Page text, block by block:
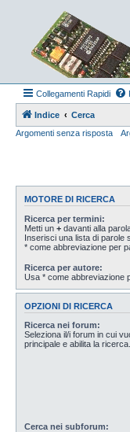
Collegamenti Rapidi
Indice
Cerca
Argomenti senza risposta
MOTORE DI RICERCA
Ricerca per termini:
Metti un + davanti alla
Inserisci una lista di parole
* come abbreviazione per
Ricerca per autore:
Usa * come abbreviazione
OPZIONI DI RICERCA
Ricerca nei forum:
Seleziona il/i forum in cui
principale e abilita la ricerca.
Cerca nei subforum: